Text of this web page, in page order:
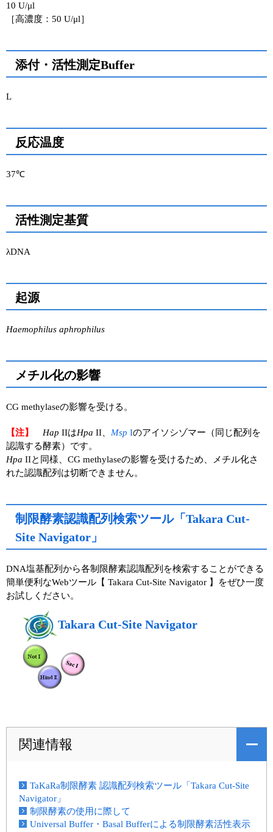
10 U/μl
［高濃度：50 U/μl］
添付・活性測定Buffer
L
反応温度
37℃
活性測定基質
λDNA
起源
Haemophilus aphrophilus
メチル化の影響
CG methylaseの影響を受ける。
【注】 Hap IIはHpa II、 Msp Iのアイソシゾマー（同じ配列を
認識する酵素）です。
Hpa IIと同様、CG methylaseの影響を受けるため、メチル化さ
れた認識配列は切断できません。
制限酵素認識配列検索ツール「Takara Cut-
Site Navigator」
DNA塩基配列から各制限酵素認識配列を検索することができる
簡単便利なWebツール【 Takara Cut-Site Navigator 】をぜひ一度
お試しください。
Takara Cut-Site Navigator
関連情報
TaKaRa制限酵素 認識配列検索ツール「Takara Cut-Site
Navigator」
制限酵素の使用に際して
Universal Buffer・Basal Bufferによる制限酵素活性表示